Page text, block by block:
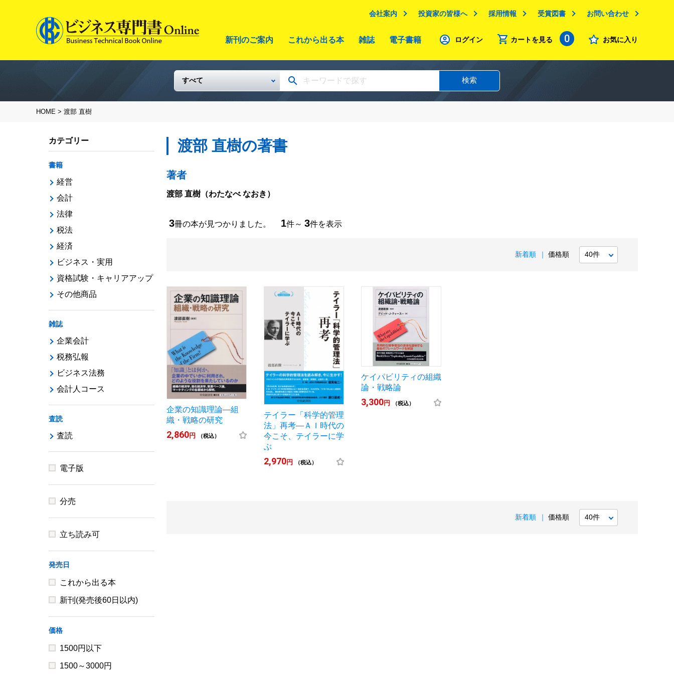
会社案内 投資家の皆様へ 採用情報 受賞図書 お問い合わせ
新刊のご案内 これから出る本 雑誌 電子書籍 ログイン カートを見る 0 お気に入り
検索
HOME > 渡部 直樹
渡部 直樹の著書
著者
渡部 直樹 （わたなべ なおき）
3冊の本が見つかりました。 1件～ 3件を表示
新着順 価格順
企業の知識理論―組
織・戦略の研究
2,860円 （税込）
テイラー「科学的管理
法」再考―ＡＩ時代の
今こそ、テイラーに学
ぶ
2,970円 （税込）
ケイパビリティの組織
論・戦略論
3,300円 （税込）
新着順 価格順
カテゴリー
書籍
経営
会計
法律
税法
経済
ビジネス・実用
資格試験・キャリアアップ
その他商品
雑誌
企業会計
税務弘報
ビジネス法務
会計人コース
査読
査読
電子版
分売
立ち読み可
発売日
これから出る本
新刊(発売後60日以内)
価格
1500円以下
1500～3000円